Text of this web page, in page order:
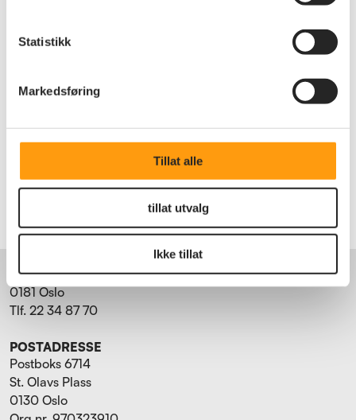
Statistikk
Markedsføring
Tillat alle
tillat utvalg
Ikke tillat
Torggata 15
0181 Oslo
Tlf. 22 34 87 70
POSTADRESSE
Postboks 6714
St. Olavs Plass
0130 Oslo